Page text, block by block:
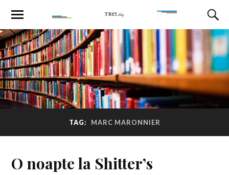
TAG: MARC MARONNIER
O noapte la Shitter’s